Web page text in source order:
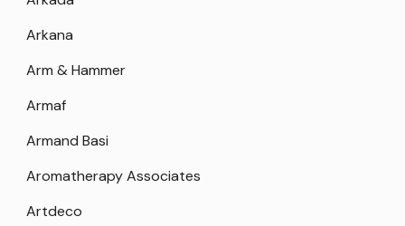
Arkana
Arm & Hammer
Armaf
Armand Basi
Aromatherapy Associates
Artdeco